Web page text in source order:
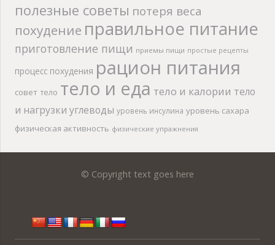
полезные советы потеря веса
похудение правильное питание
приготовление пищи приемы пищи простые рецепты
процесс похудения рацион питания
совет тело тело и еда тело и калории тело
и нагрузки углеводы уровень инсулина уровень сахара
физическая активность физические упражнения
© Copyright text goes here